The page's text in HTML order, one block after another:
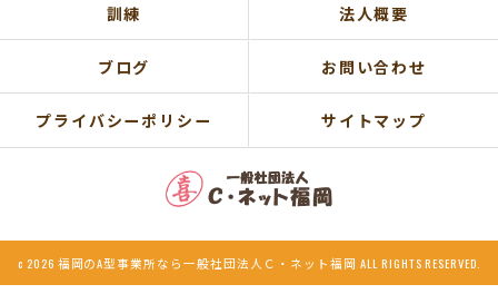
訓練 法人概要
ブログ お問い合わせ
プライバシーポリシー サイトマップ
c 2026 福岡のA型事業所なら一般社団法人Ｃ・ネット福岡 ALL RIGHTS RESERVED.